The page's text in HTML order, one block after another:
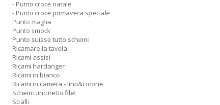
- Punto croce natale
- Punto croce primavera speciale
Punto maglia
Punto smock
Punto suisse tutto schemi
Ricamare la tavola
Ricami assisi
Ricami hardanger
Ricami in bianco
Ricami in camera - lino&cotone
Schemi uncinetto filet
Scialli